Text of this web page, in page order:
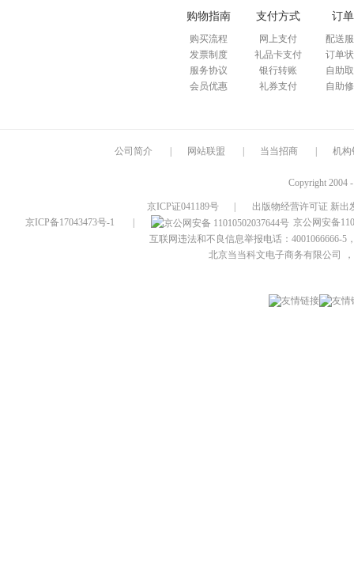
购物指南
购买流程
发票制度
服务协议
会员优惠
支付方式
网上支付
礼品卡支付
银行转账
礼券支付
订
配送
订单
自助
自助
公司简介 网站联盟 当当招商 机构
Copyright 2004
京ICP证041189号
出版物经营许可证 新出
京ICP备17043473号-1
京公网安备
互联网违法和不良信息举报电话：4001066666-5
北京当当科文电子商务有限公司